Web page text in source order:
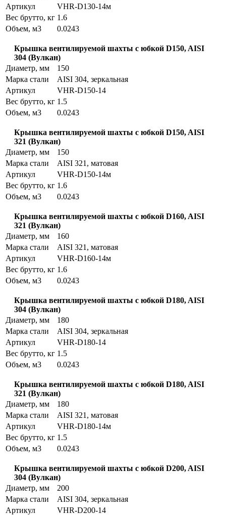
Артикул
VHR-D130-14м
Вес брутто, кг 1.6
Объем, м3
0.0243
Крышка вентилируемой шахты с юбкой D150, AISI
304 (Вулкан)
Диаметр, мм
150
Марка стали
AISI 304, зеркальная
Артикул
VHR-D150-14
Вес брутто, кг 1.5
Объем, м3
0.0243
Крышка вентилируемой шахты с юбкой D150, AISI
321 (Вулкан)
Диаметр, мм
150
Марка стали
AISI 321, матовая
Артикул
VHR-D150-14м
Вес брутто, кг 1.6
Объем, м3
0.0243
Крышка вентилируемой шахты с юбкой D160, AISI
321 (Вулкан)
Диаметр, мм
160
Марка стали
AISI 321, матовая
Артикул
VHR-D160-14м
Вес брутто, кг 1.6
Объем, м3
0.0243
Крышка вентилируемой шахты с юбкой D180, AISI
304 (Вулкан)
Диаметр, мм
180
Марка стали
AISI 304, зеркальная
Артикул
VHR-D180-14
Вес брутто, кг 1.5
Объем, м3
0.0243
Крышка вентилируемой шахты с юбкой D180, AISI
321 (Вулкан)
Диаметр, мм
180
Марка стали
AISI 321, матовая
Артикул
VHR-D180-14м
Вес брутто, кг 1.5
Объем, м3
0.0243
Крышка вентилируемой шахты с юбкой D200, AISI
304 (Вулкан)
Диаметр, мм
200
Марка стали
AISI 304, зеркальная
Артикул
VHR-D200-14